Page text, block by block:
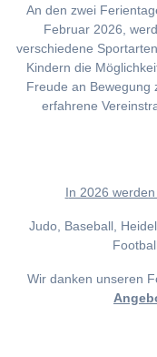
An den zwei
Februar 2026,
verschiedene
Kindern die
Freude an Bewegung
erfahrene
In 2026
Judo, Baseball,
Wir danken unseren